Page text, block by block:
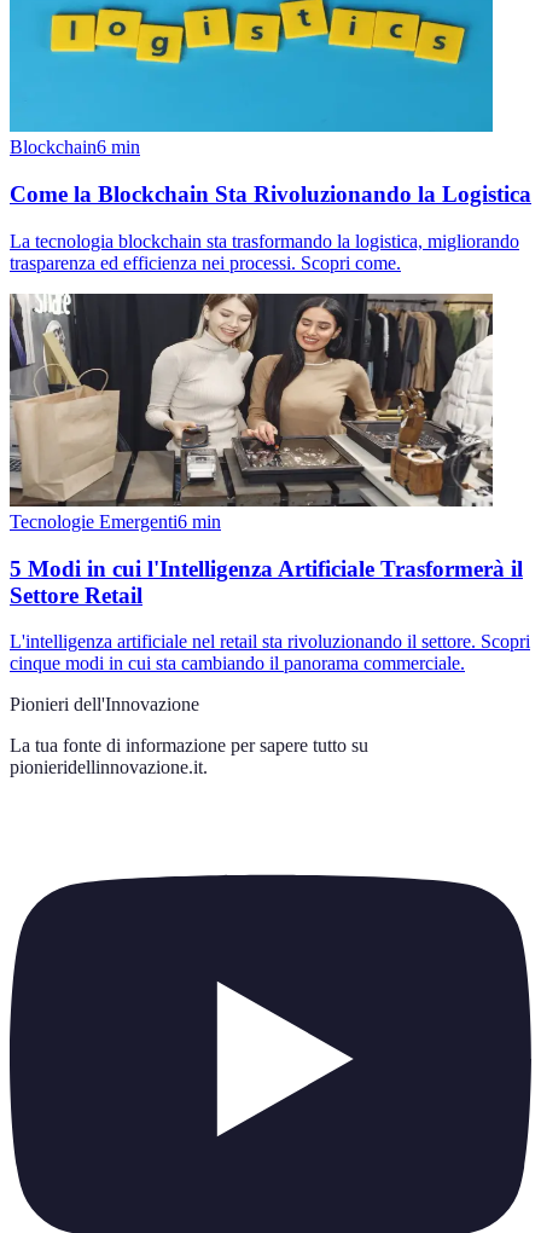
Blockchain6 min
Come la Blockchain Sta Rivoluzionando la Logistica
La tecnologia blockchain sta trasformando la logistica, migliorando
trasparenza ed efficienza nei processi. Scopri come.
Tecnologie Emergenti6 min
5 Modi in cui l'Intelligenza Artificiale Trasformerà il
Settore Retail
L'intelligenza artificiale nel retail sta rivoluzionando il settore. Scopri
cinque modi in cui sta cambiando il panorama commerciale.
Pionieri dell'Innovazione
La tua fonte di informazione per sapere tutto su
pionieridellinnovazione.it.